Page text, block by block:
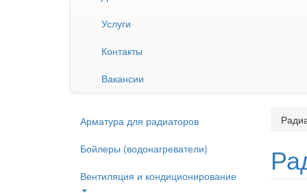
Услуги
Контакты
Вакансии
Арматура для радиаторов
Бойлеры (водонагреватели)
Вентиляция и кондиционирование